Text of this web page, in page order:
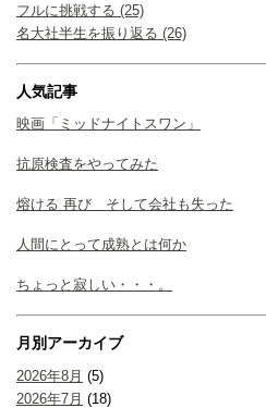
フルに挑戦する (25)
名大社半生を振り返る (26)
人気記事
映画「ミッドナイトスワン」
抗原検査をやってみた
熔ける 再び そして会社も失った
人間にとって成熟とは何か
ちょっと寂しい・・・。
月別アーカイブ
2026年8月 (5)
2026年7月 (18)